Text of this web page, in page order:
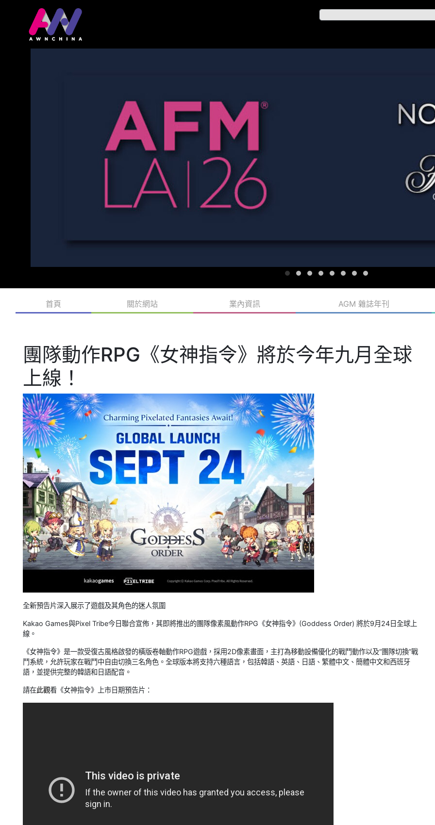
首頁 關於網站 業內資訊 AGM 雜誌年刊
團隊動作RPG《女神指令》將於今年九月全球
上線！
全新預告片深入展示了遊戲及其角色的迷人氛圍
Kakao Games與Pixel Tribe今日聯合宣佈，其即將推出的團隊像素風動作RPG《女神指令》(Goddess Order) 將於9月24日全球上
線。
《女神指令》是一款受復古風格啟發的橫版卷軸動作RPG遊戲，採用2D像素畫面，主打為移動設備優化的戰鬥動作以及“團隊切換”戰
鬥系統，允許玩家在戰鬥中自由切換三名角色。全球版本將支持六種語言，包括韓語、英語、日語、繁體中文、簡體中文和西班牙
語，並提供完整的韓語和日語配音。
請在此觀看《女神指令》上市日期預告片：